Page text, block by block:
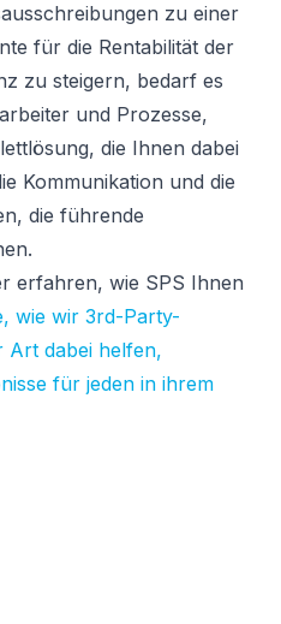
zu einer
für die Rentabilität der
zu steigern, bedarf es
und Prozesse,
die Ihnen dabei
Kommunikation und die
die führende
erfahren, wie SPS Ihnen
wie wir 3rd-Party-
Art dabei helfen,
für jeden in ihrem